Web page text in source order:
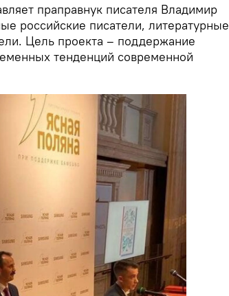
праправнук писателя Владимир
российские писатели, литературные
Цель проекта – поддержание
тенденций современной